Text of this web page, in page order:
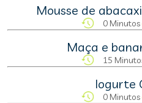
Mousse de
0 Minutos
Maça e
15
Iogurte
0 Minutos